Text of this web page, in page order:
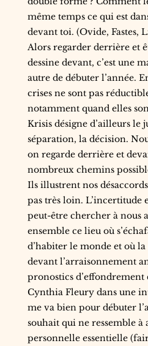
même temps ce qui est
devant toi. (Ovide, Fastes,
Alors regarder derrière et
dessine devant, c’est une
autre de débuter l’année.
crises ne sont pas
notamment quand elles
Krisis désigne d’ailleurs le
séparation, la décision.
on regarde derrière et
nombreux chemins
Ils illustrent nos
pas très loin. L’incertitude
peut-être chercher à nous
ensemble ce lieu où
d’habiter le monde et où
devant l’arraisonnement
pronostics
Cynthia Fleury dans une
me va bien pour débuter
souhait qui ne ressemble à
personnelle essentielle